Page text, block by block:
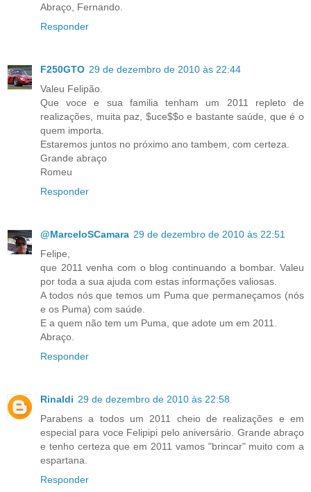
Abraço, Fernando.
Responder
F250GTO 29 de dezembro de 2010 às 22:44
Valeu Felipão.
Que voce e sua familia tenham um 2011 repleto de
realizações, muita paz, $uce$$o e bastante saúde, que é o
quem importa.
Estaremos juntos no próximo ano tambem, com certeza.
Grande abraço
Romeu
Responder
@MarceloSCamara 29 de dezembro de 2010 às 22:51
Felipe,
que 2011 venha com o blog continuando a bombar. Valeu
por toda a sua ajuda com estas informações valiosas.
A todos nós que temos um Puma que permaneçamos (nós
e os Puma) com saúde.
E a quem não tem um Puma, que adote um em 2011.
Abraço.
Responder
Rinaldi 29 de dezembro de 2010 às 22:58
Parabens a todos um 2011 cheio de realizações e em
especial para voce Felipipi pelo aniversário. Grande abraço
e tenho certeza que em 2011 vamos "brincar" muito com a
espartana.
Responder